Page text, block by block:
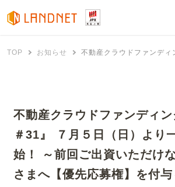
TOP お知らせ 不動産クラウドファンデ
不動産クラウドファンディ
＃31』 ７月５日（日）より
始！ ～前回ご出資いただけ
さまへ【優先応募権】を付与